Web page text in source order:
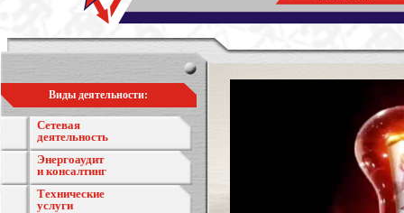
Виды деятельности:
Сетевая
деятельность
Энергоаудит
и консалтинг
Технические
услуги